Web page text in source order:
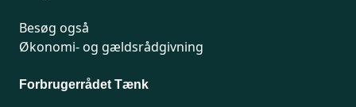
Besøg også
Økonomi- og gældsrådgivning
Forbrugerrådet Tænk